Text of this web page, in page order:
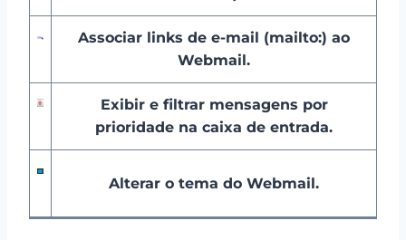
Associar links de e-mail (mailto:) ao
Webmail.
Exibir e filtrar mensagens por
prioridade na caixa de entrada.
Alterar o tema do Webmail.